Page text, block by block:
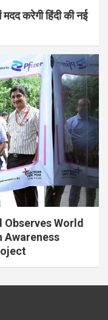
करेगी हिंदी की नई
World
Awareness